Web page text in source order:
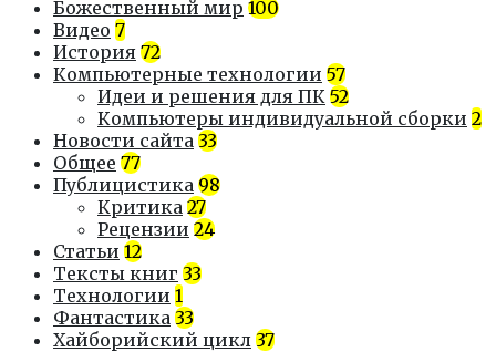
Божественный мир 100
Видео 7
История 72
Компьютерные технологии 57
Идеи и решения для ПК 52
Компьютеры индивидуальной сборки 2
Новости сайта 33
Общее 77
Публицистика 98
Критика 27
Рецензии 24
Статьи 12
Тексты книг 33
Технологии 1
Фантастика 33
Хайборийский цикл 37